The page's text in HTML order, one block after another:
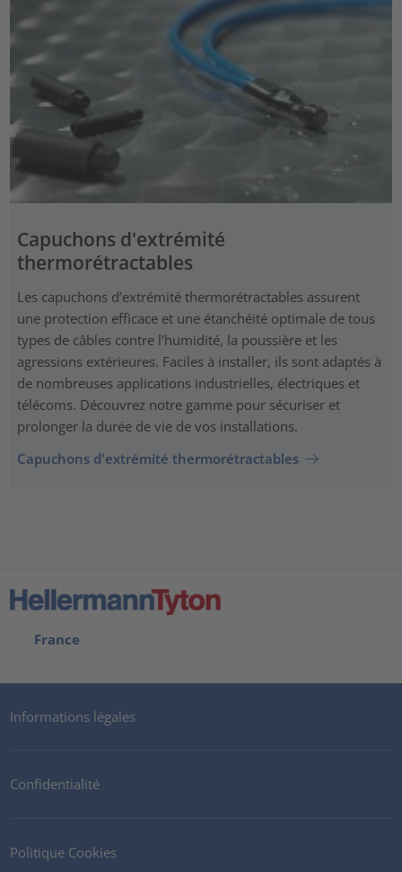
Capuchons d'extrémité
thermorétractables
Les capuchons d’extrémité thermorétractables assurent
une protection efficace et une étanchéité optimale de tous
types de câbles contre l’humidité, la poussière et les
agressions extérieures. Faciles à installer, ils sont adaptés à
de nombreuses applications industrielles, électriques et
télécoms. Découvrez notre gamme pour sécuriser et
prolonger la durée de vie de vos installations.
Capuchons d'extrémité thermorétractables
France
Informations légales
Confidentialité
Politique Cookies